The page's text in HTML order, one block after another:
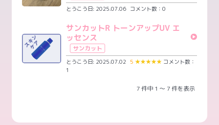
とうこう日: 2025.07.06 コメント数：0
サンカットR トーンアップUV エ
ッセンス
サンカット
とうこう日: 2025.07.02 5 ★★★★★ コメント数：
1
7 件中 1 ～ 7 件を表示